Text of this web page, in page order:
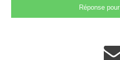
Réponse pour